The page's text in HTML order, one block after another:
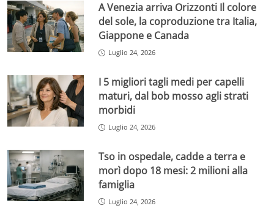
A Venezia arriva Orizzonti Il colore
del sole, la coproduzione tra Italia,
Giappone e Canada
Luglio 24, 2026
I 5 migliori tagli medi per capelli
maturi, dal bob mosso agli strati
morbidi
Luglio 24, 2026
Tso in ospedale, cadde a terra e
morì dopo 18 mesi: 2 milioni alla
famiglia
Luglio 24, 2026